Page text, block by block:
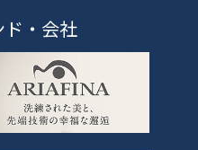
・会社